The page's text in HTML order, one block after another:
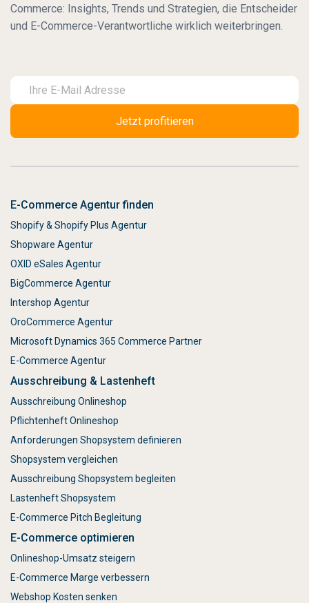
Commerce: Insights, Trends und Strategien, die Entscheider
und E-Commerce-Verantwortliche wirklich weiterbringen.
E-Commerce Agentur finden
Shopify & Shopify Plus Agentur
Shopware Agentur
OXID eSales Agentur
BigCommerce Agentur
Intershop Agentur
OroCommerce Agentur
Microsoft Dynamics 365 Commerce Partner
E-Commerce Agentur
Ausschreibung & Lastenheft
Ausschreibung Onlineshop
Pflichtenheft Onlineshop
Anforderungen Shopsystem definieren
Shopsystem vergleichen
Ausschreibung Shopsystem begleiten
Lastenheft Shopsystem
E-Commerce Pitch Begleitung
E-Commerce optimieren
Onlineshop-Umsatz steigern
E-Commerce Marge verbessern
Webshop Kosten senken